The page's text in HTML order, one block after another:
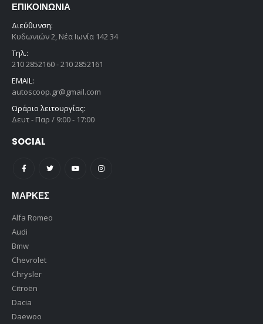
ΕΠΙΚΟΙΝΩΝΊΑ
Διεύθυνση:
Κυδωνιών 2, Νέα Ιωνία 142 34
Τηλ.:
210 2852160 - 210 2852161
EMAIL:
autoscoop.gr@gmail.com
Ωράριο λειτουργίας:
Δευτ - Παρ / 9:00 - 17:00
SOCIAL
ΜΆΡΚΕΣ
Alfa Romeo
Audi
Bmw
Chevrolet
Chrysler
Citroën
Dacia
Daewoo